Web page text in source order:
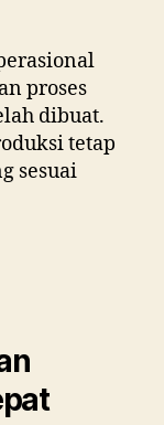
proses
dibuat.
tetap
sesuai